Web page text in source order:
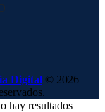
Digital © 2026
hay resultados